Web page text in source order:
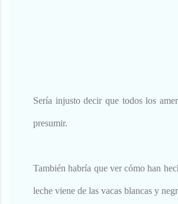
Sería injusto decir que todos los
presumir.
También habría que ver cómo han
leche viene de las vacas blancas y